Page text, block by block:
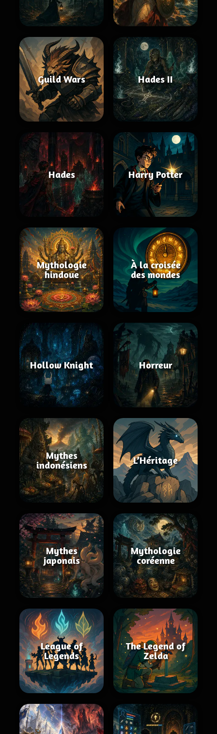
Guild Wars Hades II
Hades Harry Potter
Mythologie
hindoue
À la croisée
des mondes
Hollow Knight Horreur
Mythes
indonésiens
L’Héritage
Mythes
japonais
Mythologie
coréenne
League of
Legends
The Legend of
Zelda